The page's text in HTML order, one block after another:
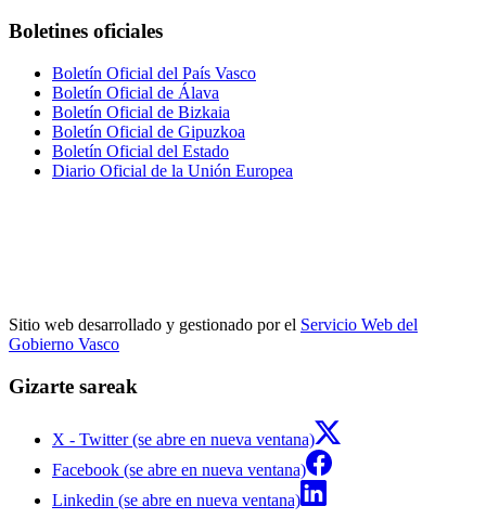
Boletines oficiales
Boletín Oficial del País Vasco
Boletín Oficial de Álava
Boletín Oficial de Bizkaia
Boletín Oficial de Gipuzkoa
Boletín Oficial del Estado
Diario Oficial de la Unión Europea
Sitio web desarrollado y gestionado por el Servicio Web del
Gobierno Vasco
Gizarte sareak
X - Twitter (se abre en nueva ventana)
Facebook (se abre en nueva ventana)
Linkedin (se abre en nueva ventana)